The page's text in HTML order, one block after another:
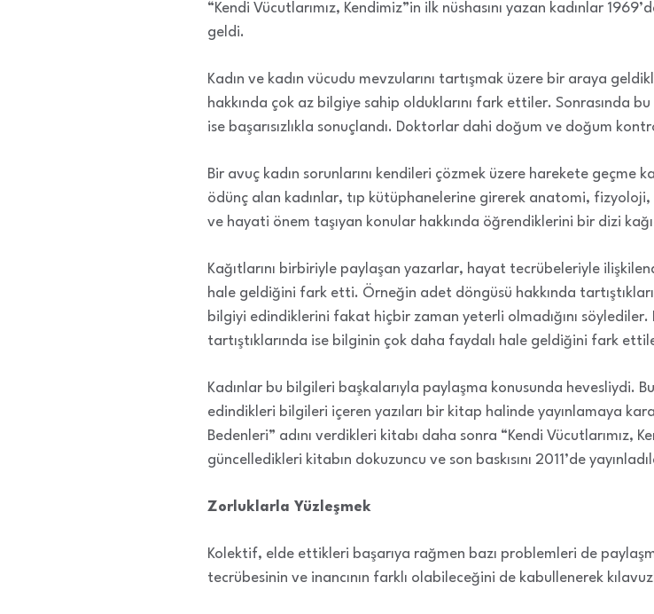
“Kendi Vücutlarımız, Kendimiz”in ilk nüshasını yazan kadınlar
geldi.
Kadın ve kadın vücudu mevzularını tartışmak üzere bir araya
hakkında çok az bilgiye sahip olduklarını fark ettiler. Sonrasında
ise başarısızlıkla sonuçlandı. Doktorlar dahi doğum ve doğum
Bir avuç kadın sorunlarını kendileri çözmek üzere harekete geçme
ödünç alan kadınlar, tıp kütüphanelerine girerek anatomi, fizyoloji,
ve hayati önem taşıyan konular hakkında öğrendiklerini bir dizi
Kağıtlarını birbiriyle paylaşan yazarlar, hayat tecrübeleriyle
hale geldiğini fark etti. Örneğin adet döngüsü hakkında
bilgiyi edindiklerini fakat hiçbir zaman yeterli olmadığını
tartıştıklarında ise bilginin çok daha faydalı hale geldiğini fark
Kadınlar bu bilgileri başkalarıyla paylaşma konusunda hevesliydi.
edindikleri bilgileri içeren yazıları bir kitap halinde yayınlamaya
Bedenleri” adını verdikleri kitabı daha sonra “Kendi Vücutlarımız,
güncelledikleri kitabın dokuzuncu ve son baskısını 2011’de
Zorluklarla Yüzleşmek
Kolektif, elde ettikleri başarıya rağmen bazı problemleri de
tecrübesinin ve inancının farklı olabileceğini de kabullenerek